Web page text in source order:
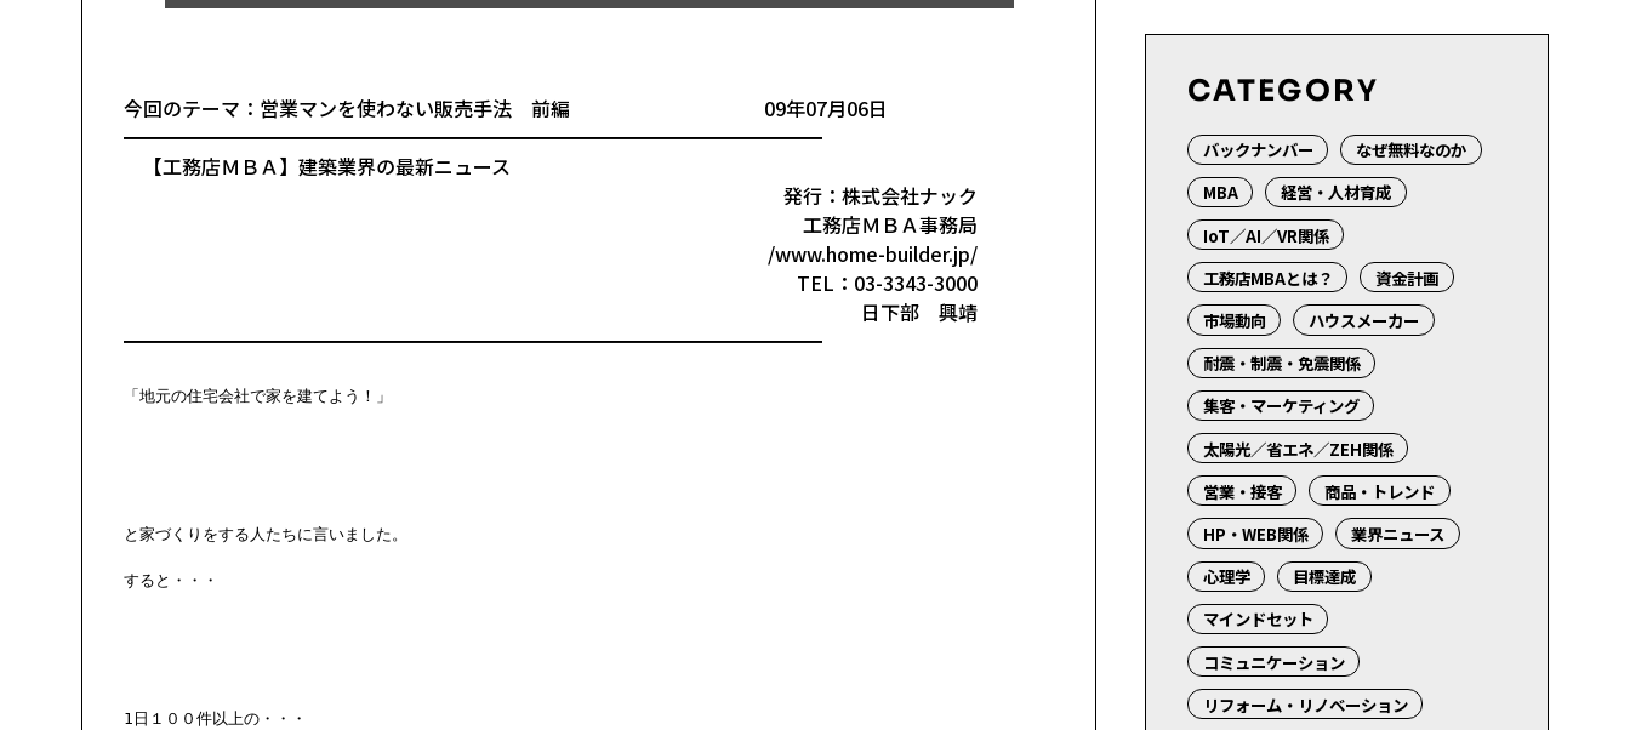
今回のテーマ：営業マンを使わない販売手法 前編 09年07月06日
━━━━━━━━━━━━━━━━━━━━━━━━━━━━━━━━━━━━
【工務店ＭＢＡ】建築業界の最新ニュース
発行：株式会社ナック
工務店ＭＢＡ事務局
/www.home-builder.jp/
TEL：03-3343-3000
日下部 興靖
━━━━━━━━━━━━━━━━━━━━━━━━━━━━━━━━━━━━
「地元の住宅会社で家を建てよう！」
と家づくりをする人たちに言いました。
すると・・・
1日１００件以上の・・・
CATEGORY
バックナンバー
なぜ無料なのか
MBA
経営・人材育成
IoT／AI／VR関係
工務店MBAとは？
資金計画
市場動向
ハウスメーカー
耐震・制震・免震関係
集客・マーケティング
太陽光／省エネ／ZEH関係
営業・接客
商品・トレンド
HP・WEB関係
業界ニュース
心理学
目標達成
マインドセット
コミュニケーション
リフォーム・リノベーション